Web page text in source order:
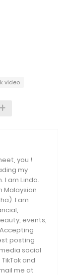
video
you !
my
I am Linda.
Malaysian
I am
events,
posting
social
and
me at